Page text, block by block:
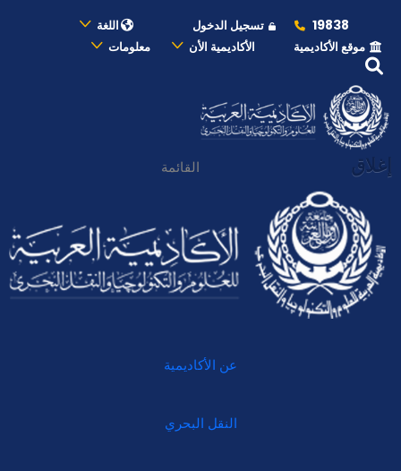
19838 تسجيل الدخول
اللغة
موقع الأكاديمية
الأكاديمية الأن معلومات
إغلاق القائمة
عن الأكاديمية
النقل البحري